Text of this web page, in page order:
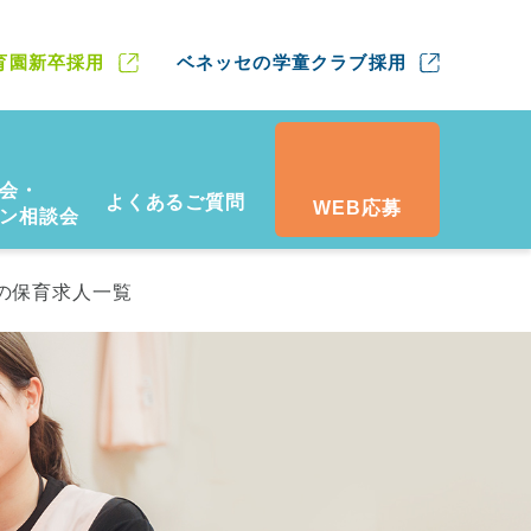
園新卒採用 ベネッセの学童クラブ採用
・
相談会
よくあるご質問 WEB応募
保育求人一覧